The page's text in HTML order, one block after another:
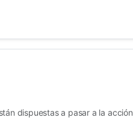
dispuestas a pasar a la acción